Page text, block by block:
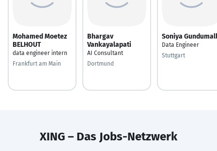
Mohamed Moetez
BELHOUT
data engineer intern
Frankfurt am Main
Bhargav
Vankayalapati
AI Consultant
Dortmund
Soniya
Data Engineer
Stuttgart
XING – Das Jobs-Netzwerk